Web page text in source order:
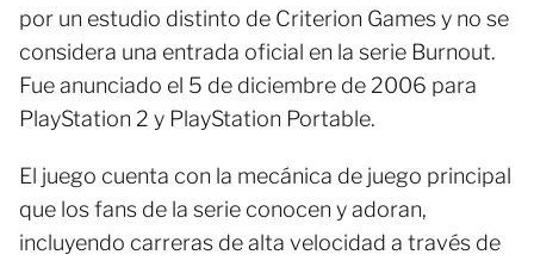
por un estudio distinto de Criterion Games y no se
considera una entrada oficial en la serie Burnout.
Fue anunciado el 5 de diciembre de 2006 para
PlayStation 2 y PlayStation Portable.
El juego cuenta con la mecánica de juego principal
que los fans de la serie conocen y adoran,
incluyendo carreras de alta velocidad a través de